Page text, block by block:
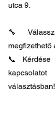
utca 9.
🔧
megfizethető
📞 Kérdése
választásban!